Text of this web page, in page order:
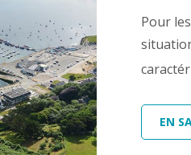
Pour
EN